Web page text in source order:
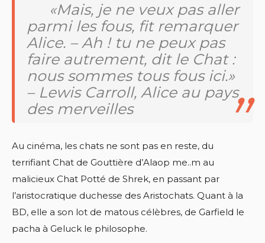
«Mais, je ne veux pas aller
parmi les fous, fit remarquer
Alice. – Ah ! tu ne peux pas
faire autrement, dit le Chat :
nous sommes tous fous ici.»
– Lewis Carroll, Alice au pays
des merveilles
Au cinéma, les chats ne sont pas en reste, du
terrifiant Chat de Gouttière d’Alaop me..m au
malicieux Chat Potté de Shrek, en passant par
l’aristocratique duchesse des Aristochats. Quant à la
BD, elle a son lot de matous célèbres, de Garfield le
pacha à Geluck le philosophe.